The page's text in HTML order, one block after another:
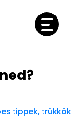
tippek, trükkök